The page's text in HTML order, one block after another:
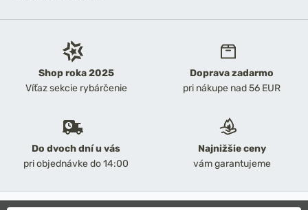
Shop roka 2025
Víťaz sekcie rybárčenie
Doprava zadarmo
pri nákupe nad 56 EUR
Do dvoch dní u vás
pri objednávke do 14:00
Najnižšie ceny
vám garantujeme